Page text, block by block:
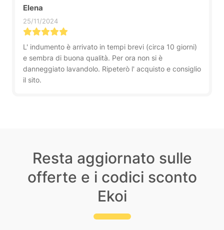
Elena
25/11/2024
L' indumento è arrivato in tempi brevi (circa 10 giorni)
e sembra di buona qualità. Per ora non si è
danneggiato lavandolo. Ripeterò l' acquisto e consiglio
il sito.
Resta aggiornato sulle
offerte e i codici sconto
Ekoi